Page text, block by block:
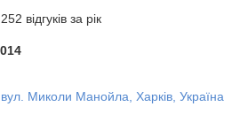
відгуків за рік
Миколи Манойла, Харків, Україна